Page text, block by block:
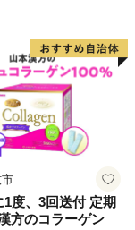
迎春おせち 定番お
おせち 和風おせち
ち 12月31日 お届
お取り寄せ
1度、3回送付 定期
方のコラーゲン